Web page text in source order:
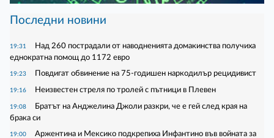
Последни новини
19:31
Над 260 пострадали от наводненията домакинства получиха
еднократна помощ до 1172 евро
19:23 Повдигат обвинение на 75-годишен наркодилър рецидивист
19:16 Неизвестен стреля по тролей с пътници в Плевен
19:08
Братът на Анджелина Джоли разкри, че е гей след края на
брака си
19:00
Аржентина и Мексико подкрепиха Инфантино във войната за